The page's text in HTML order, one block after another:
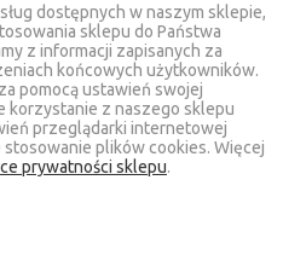
dostępnych w naszym sklepie,
sklepu do Państwa
z informacji zapisanych za
końcowych użytkowników.
pomocą ustawień swojej
korzystanie z naszego sklepu
przeglądarki internetowej
plików cookies. Więcej
prywatności sklepu.